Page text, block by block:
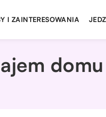
I ZAINTERESOWANIA